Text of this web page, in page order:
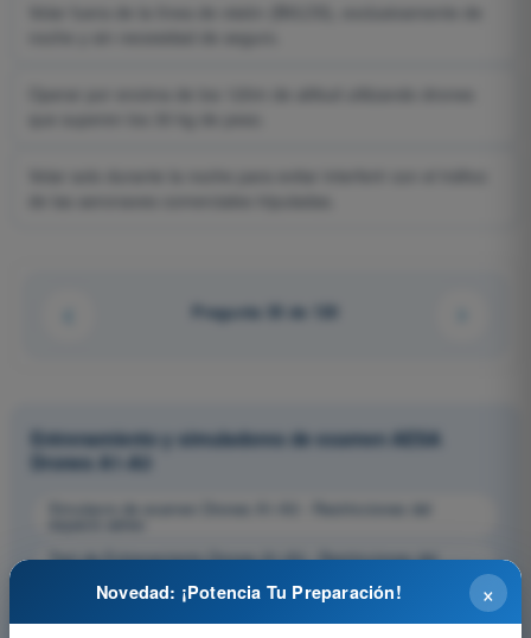
Pregunta 35 de 120
Entrenamiento y simuladores de examen AESA
Drones A1-A3
Simulacro de examen Drones A1-A3 - Restricciones del
Test de Entrenamiento Drones A1-A3 - Restricciones del
Examen en PDF Drones A1-A3 - Restricciones del espacio
aéreo
×
Novedad: ¡Potencia Tu Preparación!